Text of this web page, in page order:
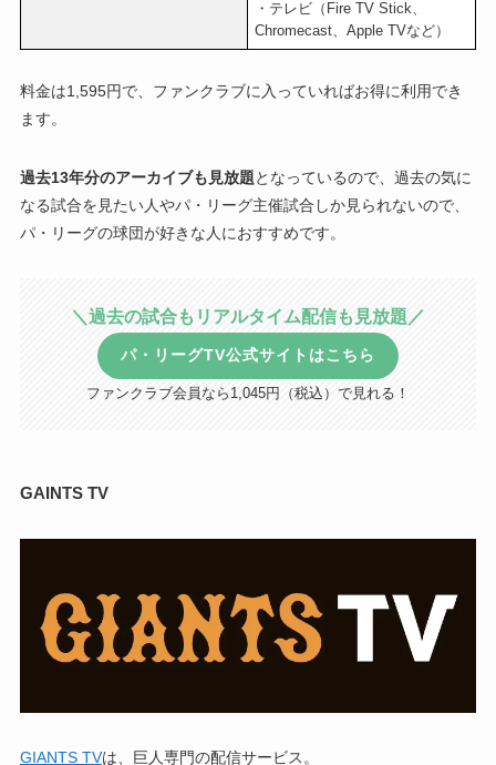
・テレビ（Fire TV Stick、
Chromecast、Apple TVなど）
料金は1,595円で、ファンクラブに入っていればお得に利用でき
ます。
過去13年分のアーカイブも見放題となっているので、過去の気に
なる試合を見たい人やパ・リーグ主催試合しか見られないので、
パ・リーグの球団が好きな人におすすめです。
＼過去の試合もリアルタイム配信も見放題／
パ・リーグTV公式サイトはこちら
ファンクラブ会員なら1,045円（税込）で見れる！
GAINTS TV
GIANTS TVは、巨人専門の配信サービス。